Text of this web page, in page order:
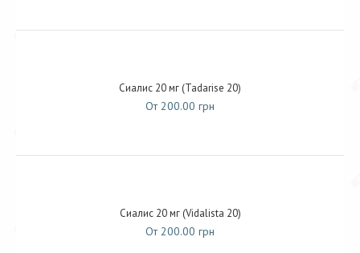
Сиалис 20 мг (Tadarise 20)
От 200.00 грн
Сиалис 20 мг (Vidalista 20)
От 200.00 грн